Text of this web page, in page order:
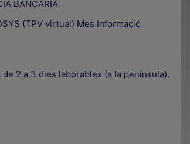
BANCÀRIA.
(TPV virtual) Mes Informació
2 a 3 dies laborables (a la península).